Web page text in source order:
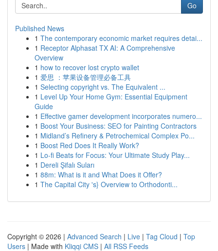
Go
Published News
1 The contemporary economic market requires detai...
1 Receptor Alphasat TX AI: A Comprehensive
Overview
1 how to recover lost crypto wallet
1 爱思 ：苹果设备管理必备工具
1 Selecting copyright vs. The Equivalent ...
1 Level Up Your Home Gym: Essential Equipment
Guide
1 Effective gamer development incorporates numero...
1 Boost Your Business: SEO for Painting Contractors
1 Midland’s Refinery & Petrochemical Complex Po...
1 Boost Red Does It Really Work?
1 Lo-fi Beats for Focus: Your Ultimate Study Play...
1 Dereli Şifalı Suları
1 88m: What is it and What Does it Offer?
1 The Capital City 's} Overview to Orthodonti...
Copyright © 2026 | Advanced Search | Live | Tag Cloud | Top
Users | Made with Kliqqi CMS | All RSS Feeds